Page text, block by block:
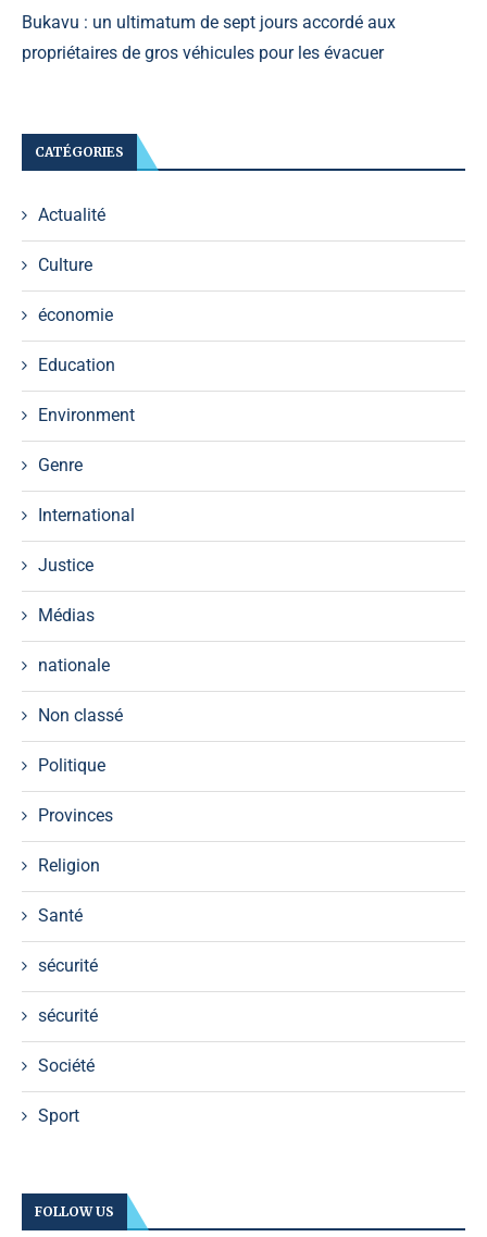
Bukavu : un ultimatum de sept jours accordé aux
propriétaires de gros véhicules pour les évacuer
CATÉGORIES
Actualité
Culture
économie
Education
Environment
Genre
International
Justice
Médias
nationale
Non classé
Politique
Provinces
Religion
Santé
sécurité
sécurité
Société
Sport
FOLLOW US